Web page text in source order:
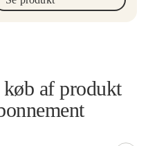
af produkt